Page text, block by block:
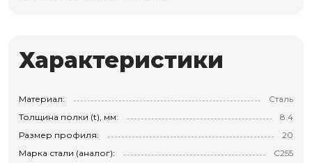
Характеристики
Материал:
Сталь
Толщина полки (t), мм:
8.4
Размер профиля:
20
Марка стали (аналог):
С255